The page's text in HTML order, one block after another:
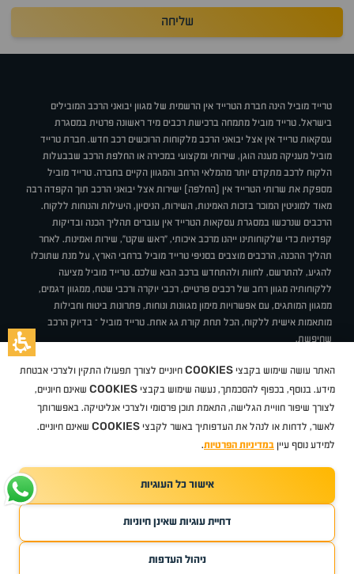
שליחה
טרייד מוביל הינה חברת הטרייד אין הרשמית של מגוון יבואני הרכב המובילים
בישראל. טרייד מוביל מתמחה ברכישת רכבים מיד ראשונה פרטית במסגרת
עסקאות טרייד אין אצל יבואני הרכב מלקוחות הרוכשים רכב חדש. חברת טרייד
מוביל מעניקה מענה הוגן, שירותי ומקצועי במכירה או החלפת הרכב שבבעלות
הלקוח לרכב מתקדם יותר מהמלאי הרחב והמגוון הקיים בחברה. טרייד מוביל
מספקת את שרותי הטרייד אין (החלפה) ישירות אצל יבואני הרכב תוך הקפדה רבה
מאוד למוניטין המוכר בזכות האמינות, השירות, הניסיון, היעילות והנוחות ללקוח.
הרכבים שנרכשו במסגרת עסקאות הטרייד אין עוברים תהליך הכנה ובדיקות
קפדניות כדי שלקוחותינו ייהנו מרכב איכותי, "ראש שקט", שירות ואמינות. לאחר
תהליך ההכנה, הרכבים מוצבים בסניפי טרייד מוביל ברחבי הארץ, על מנת שתוכלו
להגיע, להתרשם, לחוות ולהתחדש ברכב הבא שלכם. טרייד מוביל מציעה
ללקוחותיה מגוון רחב של רכבים פרטיים, רכבי יוקרה ורכבי שטח, ממגוון דגמים,
ממגוון המותגים, עם אפשרויות מימון מגוונות ונוחות, פתרונות ביטוח וחבילות
מותאמות אישית ללקוח, הכל תחת קורת גג אחת. טרייד מוביל – בדיוק הרכב
שחיפשת.
תקנוןBUY BACKמבצעיםמגזין טרייד מובילאיך זה עובד? דרושים
ניהול העדפות עוגיות
סיטרואן אופלפיג'וMG
Geelyמזדהבי ווי דיצ'רי טסלהניסאןטויוטהדאצ'יהפולקסווגןטסלה
ב מ וולקסוסאאודיסקודהיונדאירנושברולט
TradeMobile instagram
TradeMobile youtube
TradeMobile facebook
ריגו מרקטינג - קידום אתרים
כל הזכויות שמורות טרייד מוביל2026
האתר עושה שימוש בקבצי COOKIES חיוניים לצורך תפעולו התקין ולצרכי אבטחת
מידע. בנוסף, בכפוף להסכמתך, נעשה שימוש בקבצי COOKIES שאינם חיוניים,
לצורך שיפור חוויית הגלישה, התאמת תוכן פרסומי ולצרכי אנליטיקה. באפשרותך
לאשר, לדחות או לנהל את העדפותיך באשר לקבצי COOKIES שאינם חיוניים.
למידע נוסף עיין במדיניות הפרטיות.
אישור כל העוגיות
דחיית עוגיות שאינן חיוניות
ניהול העדפות